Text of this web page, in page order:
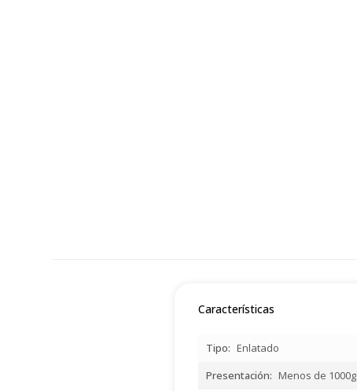
Características
Tipo
Enlatado
Presentación
Menos de 1000g